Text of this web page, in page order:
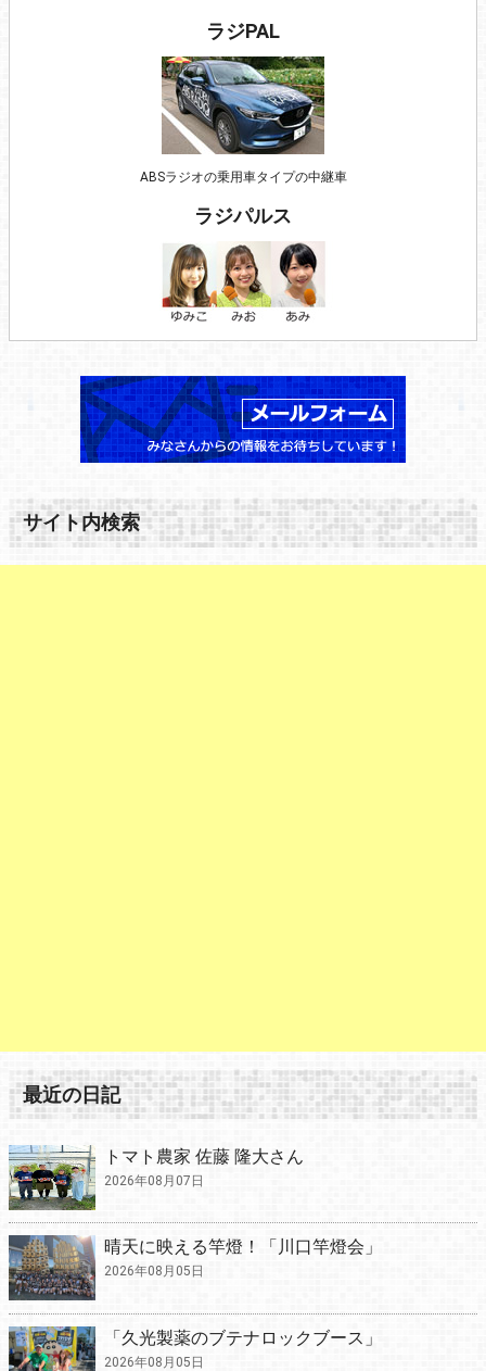
ラジPAL
ABSラジオの乗用車タイプの中継車
ラジパルス
サイト内検索
最近の日記
トマト農家 佐藤 隆大さん
2026年08月07日
晴天に映える竿燈！「川口竿燈会」
2026年08月05日
「久光製薬のブテナロックブース」
2026年08月05日